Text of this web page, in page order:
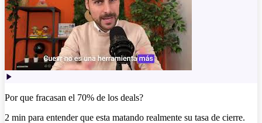
Por que fracasan el 70% de los deals?
2 min para entender que esta matando realmente su tasa de cierre.